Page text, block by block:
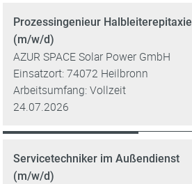
Prozessingenieur Halbleiterepitaxie
(m/w/d)
AZUR SPACE Solar Power GmbH
Einsatzort: 74072 Heilbronn
Arbeitsumfang: Vollzeit
24.07.2026
Servicetechniker im Außendienst
(m/w/d)